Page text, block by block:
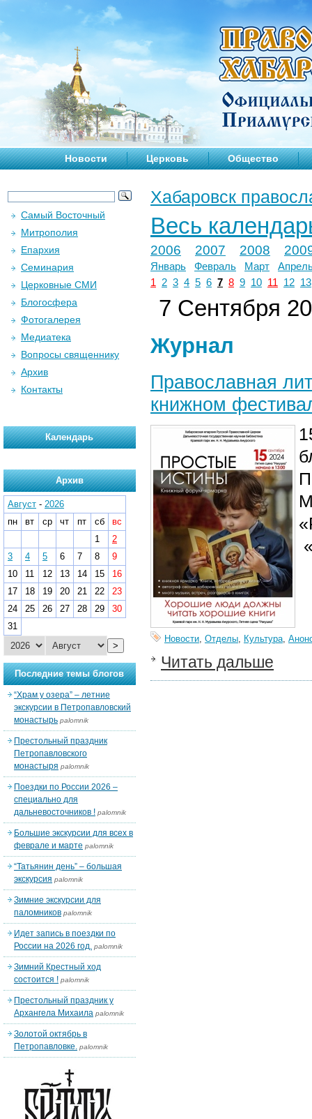
Новости Церковь Общество
Хабаровск
Весь
2006 2007 2008
Январь Февраль Март
1
2 3 4 5 6 7 8 9 10 11 12 13
7 Сентября
Журнал
Православная
книжном
Новости, Отделы, Культура,
Читать дальше
Самый Восточный
Митрополия
Епархия
Семинария
Церковные СМИ
Блогосфера
Фотогалерея
Медиатека
Вопросы священнику
Архив
Контакты
Календарь
Архив
Август - 2026
пн
вт ср чт пт сб
вс
1
2
3
4 5 6 7 8
9
10
11 12 13 14 15
16
17
18 19 20 21 22
23
24
25 26 27 28 29
30
31
>
Последние темы блогов
“Храм у озера” – летние
экскурсии в Петропавловский
монастырь palomnik
Престольный праздник
Петропавловского
монастыря palomnik
Поездки по России 2026 –
специально для
дальневосточников ! palomnik
Большие экскурсии для всех в
феврале и марте palomnik
“Татьянин день” – большая
экскурсия palomnik
Зимние экскурсии для
паломников palomnik
Идет запись в поездки по
России на 2026 год. palomnik
Зимний Крестный ход
состоится ! palomnik
Престольный праздник у
Архангела Михаила palomnik
Золотой октябрь в
Петропавловке. palomnik